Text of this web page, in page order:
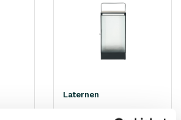
Laternen